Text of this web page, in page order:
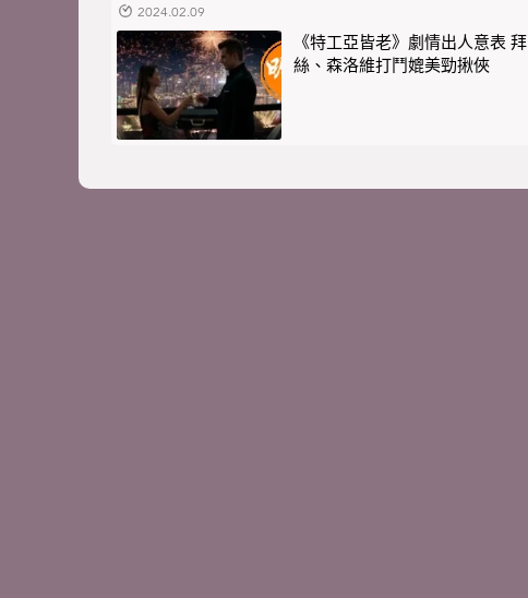
2024.02.09
《特工亞皆老》劇情出人意表 拜
絲、森洛維打鬥媲美勁揪俠